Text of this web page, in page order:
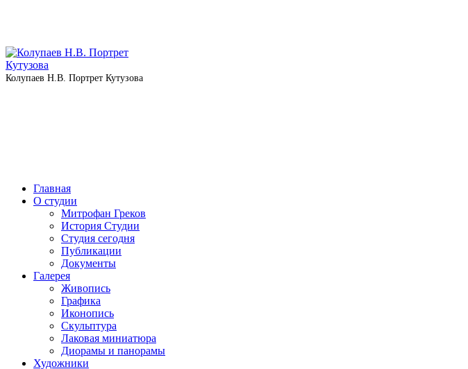
Колупаев Н.В. Портрет Кутузова
Главная
О студии
Митрофан Греков
История Студии
Студия сегодня
Публикации
Документы
Галерея
Живопись
Графика
Иконопись
Скульптура
Лаковая миниатюра
Диорамы и панорамы
Художники